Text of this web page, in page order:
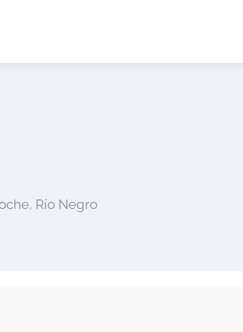
Río Negro